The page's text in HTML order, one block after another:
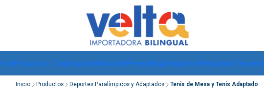
Productos CatalogoInstalacionesPrensaBlogDespachosPreguntas
Envíos a todo Chile, RM de 1 a 3 días hábiles, regiones -
Inicio Productos Deportes Paralímpicos y Adaptados Tenis de Mesa y Tenis Adaptado